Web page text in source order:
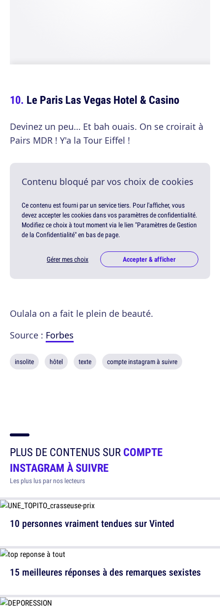
Le Paris Las Vegas Hotel & Casino
Devinez un peu… Et bah ouais. On se croirait à
Pairs MDR ! Y'a la Tour Eiffel !
Contenu bloqué par vos choix de cookies
Ce contenu est fourni par un service tiers. Pour l'afficher, vous
devez accepter les cookies dans vos paramètres de confidentialité.
Modifiez ce choix à tout moment via le lien "Paramètres de Gestion
de la Confidentialité" en bas de page.
Gérer mes choix Accepter & afficher
Oulala on a fait le plein de beauté.
Source : Forbes
insolite hôtel texte compte instagram à suivre
PLUS DE CONTENUS SURCOMPTE
INSTAGRAM À SUIVRE
Les plus lus par nos lecteurs
10 personnes vraiment tendues sur Vinted
15 meilleures réponses à des remarques sexistes